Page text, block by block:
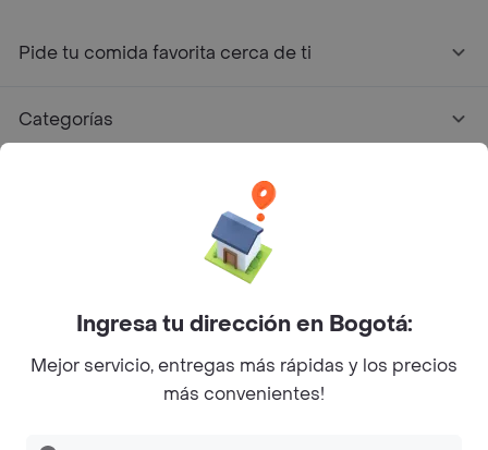
Pide tu comida favorita cerca de ti
Categorías
Facebook
Twitter
Instagram
©2026Rappi Inc. All rights reserved.
Ingresa tu dirección en Bogotá:
Mejor servicio, entregas más rápidas y los precios
más convenientes!